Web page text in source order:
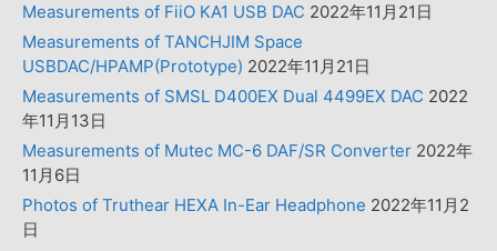
Measurements of FiiO KA1 USB DAC 2022年11月21日
Measurements of TANCHJIM Space
USBDAC/HPAMP(Prototype) 2022年11月21日
Measurements of SMSL D400EX Dual 4499EX DAC 2022
年11月13日
Measurements of Mutec MC-6 DAF/SR Converter 2022年
11月6日
Photos of Truthear HEXA In-Ear Headphone 2022年11月2
日